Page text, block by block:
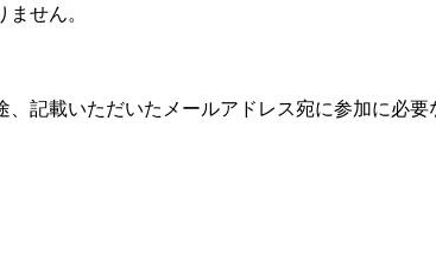
せん。
記載いただいたメールアドレス宛に参加に必要